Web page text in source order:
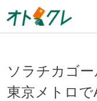
to
content
ソラチカゴ
東京メトロ